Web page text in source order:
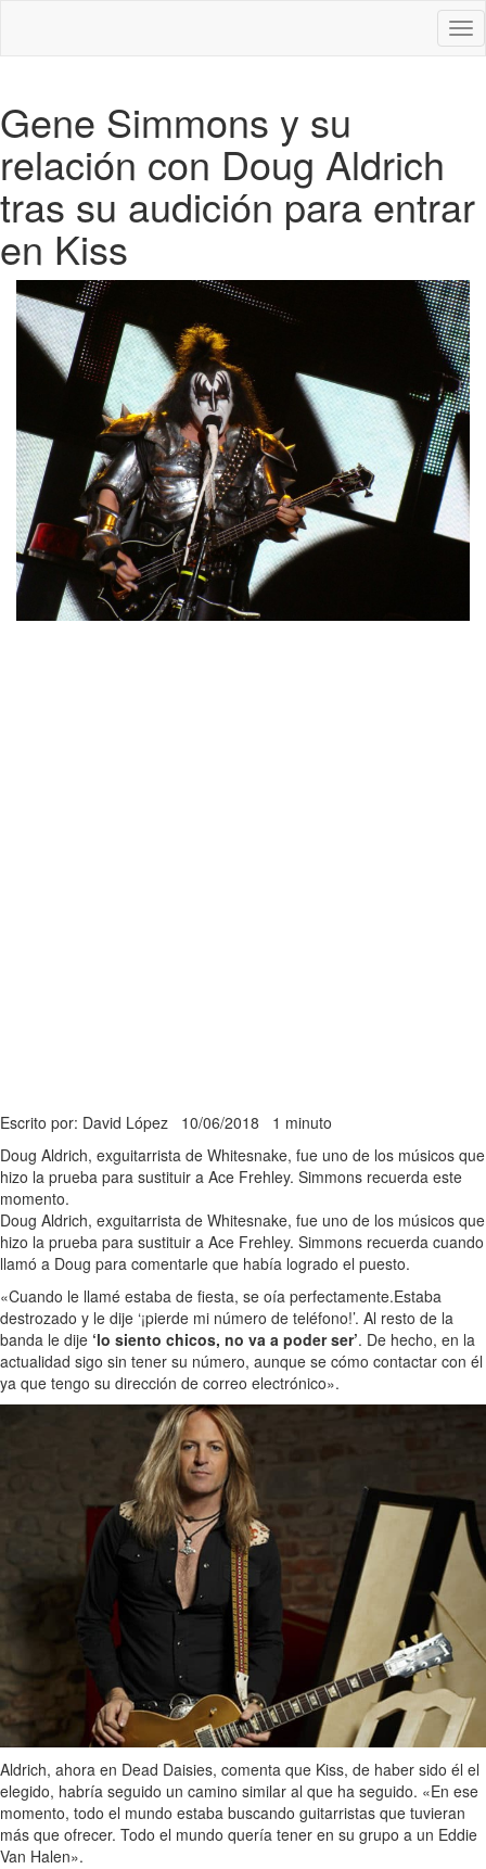
Gene Simmons y su
relación con Doug Aldrich
tras su audición para entrar
en Kiss
Escrito por: David López 10/06/2018 1 minuto
Doug Aldrich, exguitarrista de Whitesnake, fue uno de los músicos que
hizo la prueba para sustituir a Ace Frehley. Simmons recuerda este
momento.
Doug Aldrich, exguitarrista de Whitesnake, fue uno de los músicos que
hizo la prueba para sustituir a Ace Frehley. Simmons recuerda cuando
llamó a Doug para comentarle que había logrado el puesto.
«Cuando le llamé estaba de fiesta, se oía perfectamente.Estaba
destrozado y le dije ‘¡pierde mi número de teléfono!’. Al resto de la
banda le dije ‘lo siento chicos, no va a poder ser’. De hecho, en la
actualidad sigo sin tener su número, aunque se cómo contactar con él
ya que tengo su dirección de correo electrónico».
Aldrich, ahora en Dead Daisies, comenta que Kiss, de haber sido él el
elegido, habría seguido un camino similar al que ha seguido. «En ese
momento, todo el mundo estaba buscando guitarristas que tuvieran
más que ofrecer. Todo el mundo quería tener en su grupo a un Eddie
Van Halen».